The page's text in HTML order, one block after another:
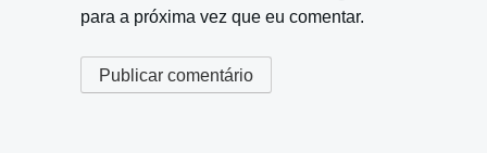
para a próxima vez que eu comentar.